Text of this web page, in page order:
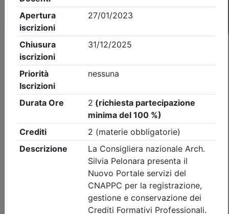
Dettagli evento
A pagamento